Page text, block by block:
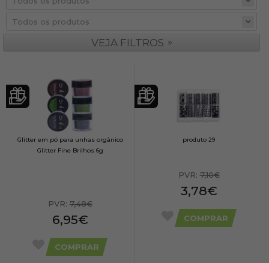
VEJA FILTROS »
Glitter em pó para unhas orgânico
Glitter Fine Brilhos 6g
PVR:7,48€
6,95€
COMPRAR
produto 29
PVR:7,10€
3,78€
COMPRAR